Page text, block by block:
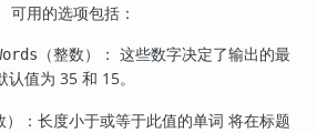
可用的选项包括：
（整数）： 这些数字决定了输出的最
值为 35 和 15。
）：长度小于或等于此值的单词 将在标题